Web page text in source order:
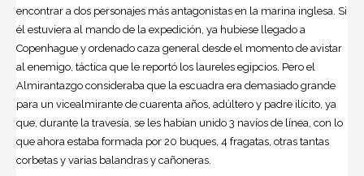
encontrar a dos personajes más antagonistas en la marina inglesa. Si
él estuviera al mando de la expedición, ya hubiese llegado a
Copenhague y ordenado caza general desde el momento de avistar
al enemigo, táctica que le reportó los laureles egipcios. Pero el
Almirantazgo consideraba que la escuadra era demasiado grande
para un vicealmirante de cuarenta años, adúltero y padre ilícito, ya
que, durante la travesía, se les habían unido 3 navíos de línea, con lo
que ahora estaba formada por 20 buques, 4 fragatas, otras tantas
corbetas y varias balandras y cañoneras.